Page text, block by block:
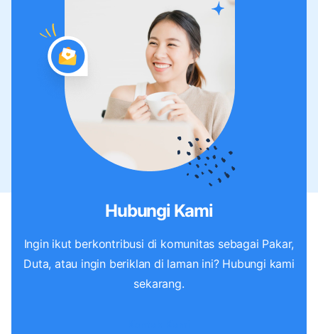
Hubungi Kami
Ingin ikut berkontribusi di komunitas sebagai Pakar,
Duta, atau ingin beriklan di laman ini? Hubungi kami
sekarang.